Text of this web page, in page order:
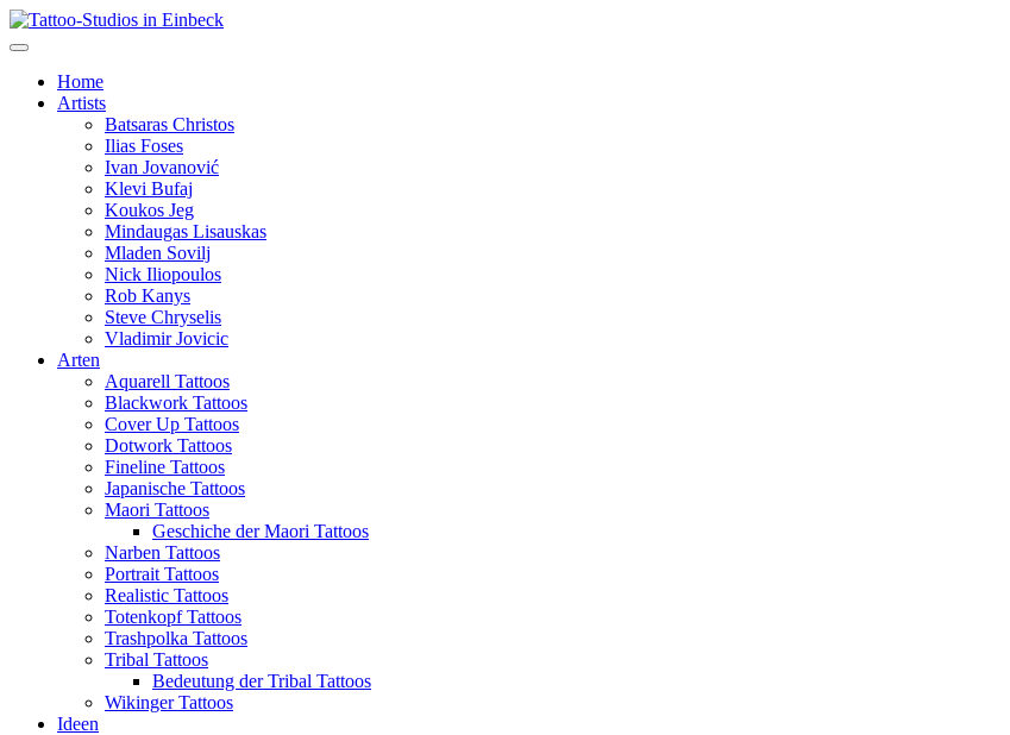
Home
Artists
Batsaras Christos
Ilias Foses
Ivan Jovanović
Klevi Bufaj
Koukos Jeg
Mindaugas Lisauskas
Mladen Sovilj
Nick Iliopoulos
Rob Kanys
Steve Chryselis
Vladimir Jovicic
Arten
Aquarell Tattoos
Blackwork Tattoos
Cover Up Tattoos
Dotwork Tattoos
Fineline Tattoos
Japanische Tattoos
Maori Tattoos
Geschiche der Maori Tattoos
Narben Tattoos
Portrait Tattoos
Realistic Tattoos
Totenkopf Tattoos
Trashpolka Tattoos
Tribal Tattoos
Bedeutung der Tribal Tattoos
Wikinger Tattoos
Ideen